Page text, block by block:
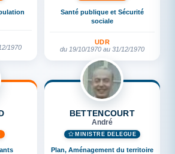
1970
Santé publique et Sécurité
sociale
UDR
du 19/10/1970 au 31/12/1970
BETTENCOURT
André
MINISTRE DÉLÉGUÉ
Plan, Aménagement du territoire